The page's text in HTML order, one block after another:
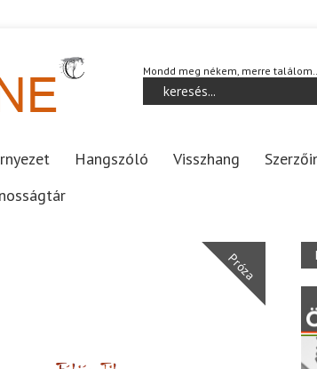
Mondd meg nékem, merre
Hangszóló Visszhang
Próza